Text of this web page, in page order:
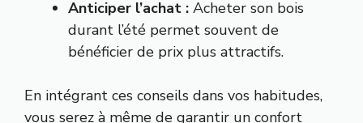
Anticiper l’achat : Acheter son bois
durant l’été permet souvent de
bénéficier de prix plus attractifs.
En intégrant ces conseils dans vos habitudes,
vous serez à même de garantir un confort